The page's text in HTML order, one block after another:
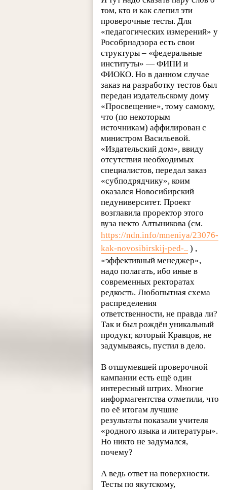
том, кто и как слепил эти
проверочные тесты. Для
«педагогических измерений» у
Рособрнадзора есть свои
структуры – «федеральные
институты» — ФИПИ и
ФИОКО. Но в данном случае
заказ на разработку тестов был
передан издательскому дому
«Просвещение», тому самому,
что (по некоторым
источникам) аффилирован с
министром Васильевой.
«Издательский дом», ввиду
отсутствия необходимых
специалистов, передал заказ
«субподрядчику», коим
оказался Новосибирский
педуниверситет. Проект
возглавила проректор этого
вуза некто Алтыникова (см.
https://ndn.info/mneniya/23076-
kak-novosibirskij-ped-.. ) ,
«эффективный менеджер»,
надо полагать, ибо иные в
современных ректоратах
редкость. Любопытная схема
распределения
ответственности, не правда ли?
Так и был рождён уникальный
продукт, который Кравцов, не
задумываясь, пустил в дело.
В отшумевшей проверочной
кампании есть ещё один
интересный штрих. Многие
информагентства отметили, что
по её итогам лучшие
результаты показали учителя
«родного языка и литературы».
Но никто не задумался,
почему?
А ведь ответ на поверхности.
Тесты по якутскому,